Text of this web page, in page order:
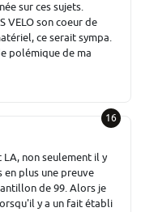
sur ces sujets.
VELO son coeur de
ce serait sympa.
polémique de ma
16
LA, non seulement il y
en plus une preuve
de 99. Alors je
y a un fait établi